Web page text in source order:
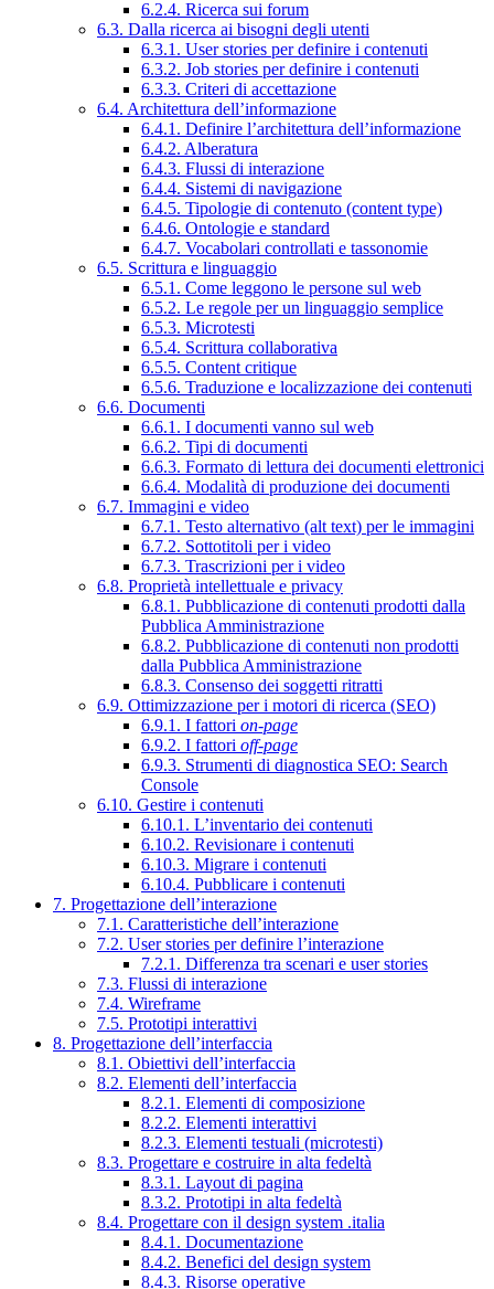
6.2.4. Ricerca sui forum
6.3. Dalla ricerca ai bisogni degli utenti
6.3.1. User stories per definire i contenuti
6.3.2. Job stories per definire i contenuti
6.3.3. Criteri di accettazione
6.4. Architettura dell’informazione
6.4.1. Definire l’architettura dell’informazione
6.4.2. Alberatura
6.4.3. Flussi di interazione
6.4.4. Sistemi di navigazione
6.4.5. Tipologie di contenuto (content type)
6.4.6. Ontologie e standard
6.4.7. Vocabolari controllati e tassonomie
6.5. Scrittura e linguaggio
6.5.1. Come leggono le persone sul web
6.5.2. Le regole per un linguaggio semplice
6.5.3. Microtesti
6.5.4. Scrittura collaborativa
6.5.5. Content critique
6.5.6. Traduzione e localizzazione dei contenuti
6.6. Documenti
6.6.1. I documenti vanno sul web
6.6.2. Tipi di documenti
6.6.3. Formato di lettura dei documenti elettronici
6.6.4. Modalità di produzione dei documenti
6.7. Immagini e video
6.7.1. Testo alternativo (alt text) per le immagini
6.7.2. Sottotitoli per i video
6.7.3. Trascrizioni per i video
6.8. Proprietà intellettuale e privacy
6.8.1. Pubblicazione di contenuti prodotti dalla
Pubblica Amministrazione
6.8.2. Pubblicazione di contenuti non prodotti
dalla Pubblica Amministrazione
6.8.3. Consenso dei soggetti ritratti
6.9. Ottimizzazione per i motori di ricerca (SEO)
6.9.1. I fattori on-page
6.9.2. I fattori off-page
6.9.3. Strumenti di diagnostica SEO: Search
Console
6.10. Gestire i contenuti
6.10.1. L’inventario dei contenuti
6.10.2. Revisionare i contenuti
6.10.3. Migrare i contenuti
6.10.4. Pubblicare i contenuti
7. Progettazione dell’interazione
7.1. Caratteristiche dell’interazione
7.2. User stories per definire l’interazione
7.2.1. Differenza tra scenari e user stories
7.3. Flussi di interazione
7.4. Wireframe
7.5. Prototipi interattivi
8. Progettazione dell’interfaccia
8.1. Obiettivi dell’interfaccia
8.2. Elementi dell’interfaccia
8.2.1. Elementi di composizione
8.2.2. Elementi interattivi
8.2.3. Elementi testuali (microtesti)
8.3. Progettare e costruire in alta fedeltà
8.3.1. Layout di pagina
8.3.2. Prototipi in alta fedeltà
8.4. Progettare con il design system .italia
8.4.1. Documentazione
8.4.2. Benefici del design system
8.4.3. Risorse operative